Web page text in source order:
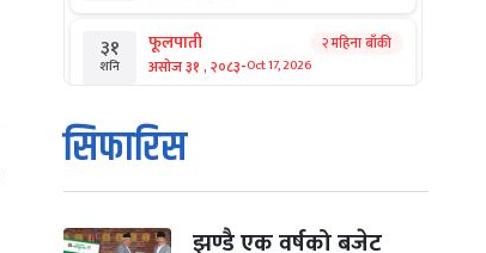
३१
शनि
फूलपाती
असोज ३१ , २०८३-Oct 17, 2026
२ महिना बाँकी
१
आइत
कार्तिक सङ्क्रान्ति
कार्तिक १, २०८३
मंगल कार्तिक ३, २०८३ -Oct 20, 2026
सिफारिस
झण्डै एक वर्षको बजेट